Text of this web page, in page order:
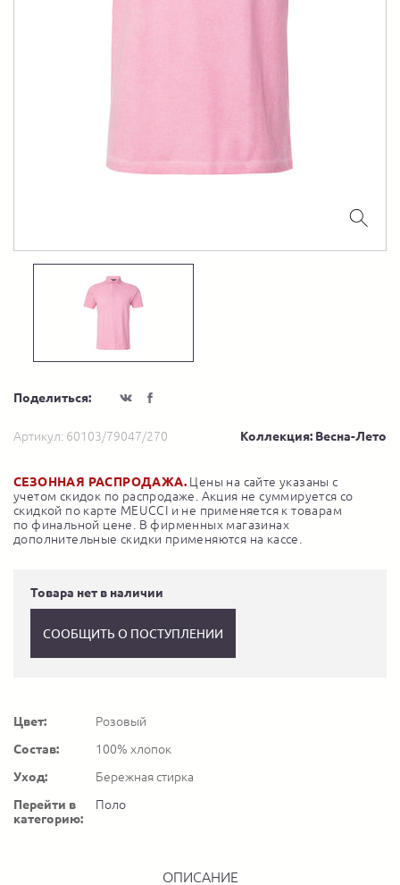
Поделиться:
Артикул: 60103/79047/270 Коллекция: Весна-Лето
СЕЗОННАЯ РАСПРОДАЖА. Цены на сайте указаны с
учетом скидок по распродаже. Акция не суммируется со
скидкой по карте MEUCCI и не применяется к товарам
по финальной цене. В фирменных магазинах
дополнительные скидки применяются на кассе.
Товара нет в наличии
СООБЩИТЬ О ПОСТУПЛЕНИИ
Цвет:
Розовый
Состав:
100% хлопок
Уход:
Бережная стирка
Перейти в
категорию:
Поло
ОПИСАНИЕ